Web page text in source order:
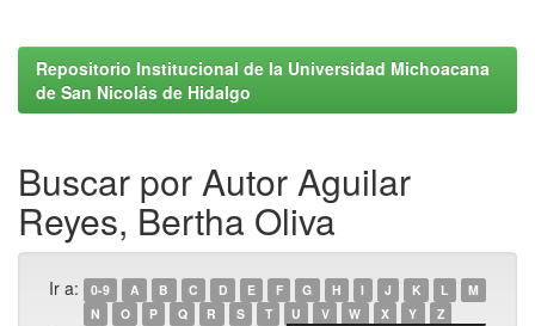
Repositorio Institucional de la Universidad Michoacana
de San Nicolás de Hidalgo
Buscar por Autor Aguilar
Reyes, Bertha Oliva
Ir a: 0-9 A B C D E F G H I J K L
M
N
O P Q R S T U V W X Y Z